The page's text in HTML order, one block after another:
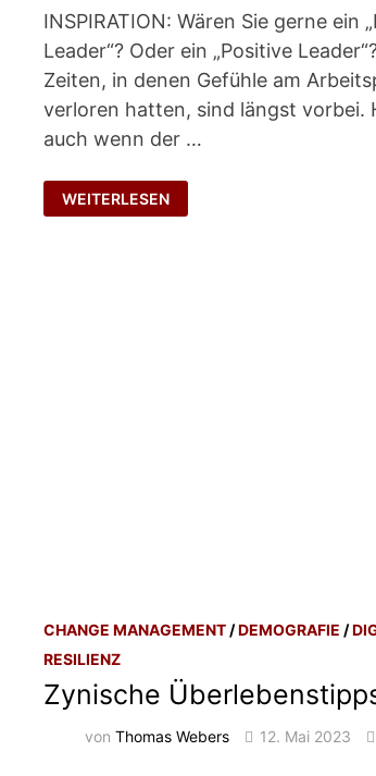
INSPIRATION: Wären Sie gerne ein
Leader“? Oder ein „Positive
Zeiten, in denen Gefühle am
verloren hatten, sind längst vorbei.
auch wenn der …
FÜHRUNG
UND
EMOTIONEN
WEITERLESEN
CHANGE MANAGEMENT /DEMOGRAFIE /
RESILIENZ
Zynische
vonThomas Webers 12. Mai 2023